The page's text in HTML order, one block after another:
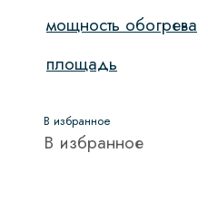
мощность обогрева
площадь
В избранное
В избранное